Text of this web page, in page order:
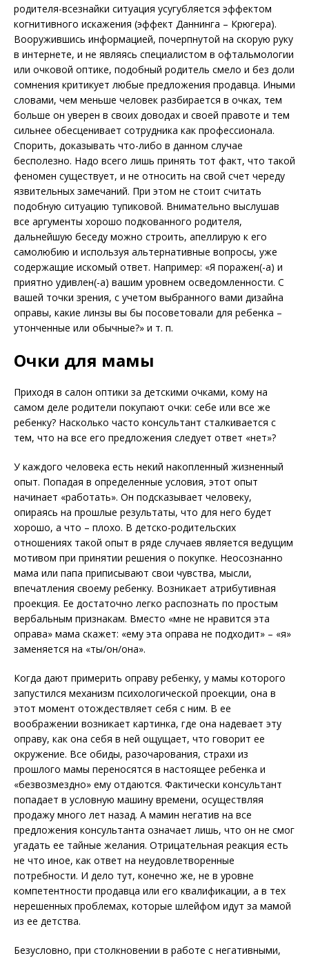
родителя-всезнайки ситуация усугубляется эффектом
когнитивного искажения (эффект Даннинга – Крюгера).
Вооружившись информацией, почерпнутой на скорую руку
в интернете, и не являясь специалистом в офтальмологии
или очковой оптике, подобный родитель смело и без доли
сомнения критикует любые предложения продавца. Иными
словами, чем меньше человек разбирается в очках, тем
больше он уверен в своих доводах и своей правоте и тем
сильнее обесценивает сотрудника как профессионала.
Спорить, доказывать что-либо в данном случае
бесполезно. Надо всего лишь принять тот факт, что такой
феномен существует, и не относить на свой счет череду
язвительных замечаний. При этом не стоит считать
подобную ситуацию тупиковой. Внимательно выслушав
все аргументы хорошо подкованного родителя,
дальнейшую беседу можно строить, апеллирую к его
самолюбию и используя альтернативные вопросы, уже
содержащие искомый ответ. Например: «Я поражен(-а) и
приятно удивлен(-а) вашим уровнем осведомленности. С
вашей точки зрения, с учетом выбранного вами дизайна
оправы, какие линзы вы бы посоветовали для ребенка –
утонченные или обычные?» и т. п.
Очки для мамы
Приходя в салон оптики за детскими очками, кому на
самом деле родители покупают очки: себе или все же
ребенку? Насколько часто консультант сталкивается с
тем, что на все его предложения следует ответ «нет»?
У каждого человека есть некий накопленный жизненный
опыт. Попадая в определенные условия, этот опыт
начинает «работать». Он подсказывает человеку,
опираясь на прошлые результаты, что для него будет
хорошо, а что – плохо. В детско-родительских
отношениях такой опыт в ряде случаев является ведущим
мотивом при принятии решения о покупке. Неосознанно
мама или папа приписывают свои чувства, мысли,
впечатления своему ребенку. Возникает атрибутивная
проекция. Ее достаточно легко распознать по простым
вербальным признакам. Вместо «мне не нравится эта
оправа» мама скажет: «ему эта оправа не подходит» – «я»
заменяется на «ты/он/она».
Когда дают примерить оправу ребенку, у мамы которого
запустился механизм психологической проекции, она в
этот момент отождествляет себя с ним. В ее
воображении возникает картинка, где она надевает эту
оправу, как она себя в ней ощущает, что говорит ее
окружение. Все обиды, разочарования, страхи из
прошлого мамы переносятся в настоящее ребенка и
«безвозмездно» ему отдаются. Фактически консультант
попадает в условную машину времени, осуществляя
продажу много лет назад. А мамин негатив на все
предложения консультанта означает лишь, что он не смог
угадать ее тайные желания. Отрицательная реакция есть
не что иное, как ответ на неудовлетворенные
потребности. И дело тут, конечно же, не в уровне
компетентности продавца или его квалификации, а в тех
нерешенных проблемах, которые шлейфом идут за мамой
из ее детства.
Безусловно, при столкновении в работе с негативными,